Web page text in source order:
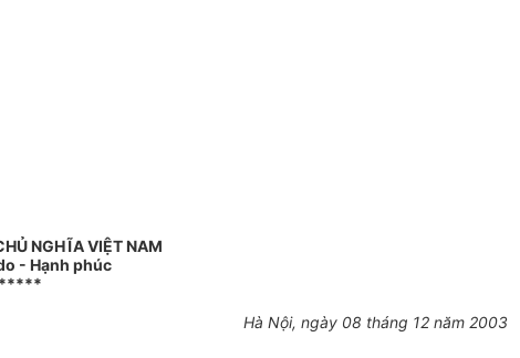
NGHĨA VIỆT NAM
- Hạnh phúc
Hà Nội, ngày 08 tháng 12 năm 2003